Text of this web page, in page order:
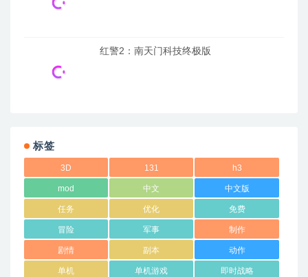
红警2：南天门科技终极版
标签
3D 131 h3
mod 中文 中文版
任务 优化 免费
冒险 军事 制作
剧情 副本 动作
单机 单机游戏 即时战略